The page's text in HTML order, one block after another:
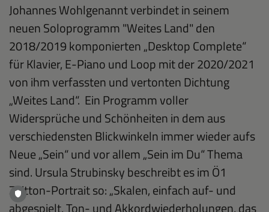
Johannes Wohlgenannt verbindet in seinem
neuen Soloprogramm "Weites Land" den
2018/2019 komponierten „Desktop Complete“
für Klavier, E-Piano und Loop mit der 2020/2021
von ihm verfassten und vertonten Dichtung
„Weites Land“. Ein Programm voller
Widersprüche und Schönheiten in dem aus
verschiedensten Blickwinkeln immer wieder aufs
Neue „Sein“ und vor allem „Sein im Du“ Thema
sind. Ursula Strubinsky beschreibt es im Ö1
Zeitton-Portrait so: „Skalen, einfach auf- und
abgespielt, Ton- und Akkordwiederholungen, das